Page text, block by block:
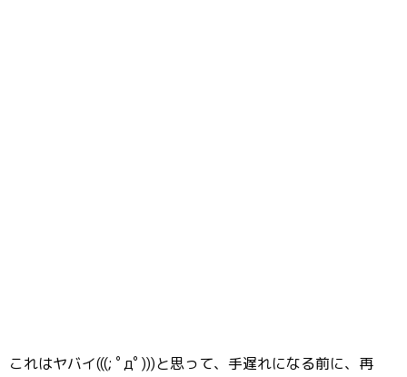
これはヤバイ(((; ﾟдﾟ)))と思って、手遅れになる前に、再